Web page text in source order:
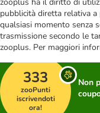
pubblicità diretta relativa
qualsiasi momento senza
trasmissione secondo le
zooplus. Per maggiori
333
zooPunti
iscrivendoti
ora!
Non